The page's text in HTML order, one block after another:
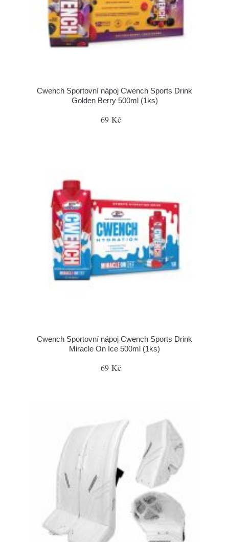
Cwench Sportovní nápoj Cwench Sports Drink
Golden Berry 500ml (1ks)
69 Kč
Cwench Sportovní nápoj Cwench Sports Drink
Miracle On Ice 500ml (1ks)
69 Kč